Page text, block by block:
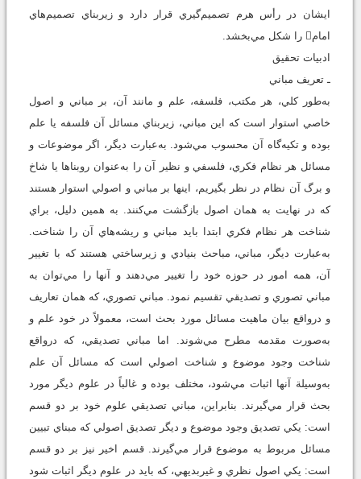
ايشان در رأس هرم تصميم‌گيري قرار دارد و زيربناي تصميم‌هاي
امام را شكل مي‌بخشد.
ادبيات تحقيق
ـ تعريف مباني
به‌طور كلي، هر مكتب، فلسفه، علم و مانند آن، بر مباني و اصول
خاصي استوار است كه اين مباني، زيربناي مسائل آن فلسفه يا علم
بوده و تكيه‌گاه آن محسوب مي‌شود. به‌عبارت ديگر، اگر موضوعات و
مسائل هر نظام فكري، فلسفي و نظير آن را به‌عنوان روبناها يا شاخ
و برگ آن نظام در نظر بگيريم، اينها بر مباني و اصولي استوار هستند
كه در نهايت به همان اصول بازگشت مي‌كنند. به همين دليل، براي
شناخت هر نظام فكري ابتدا بايد مباني و ريشه‌هاي آن را شناخت.
به‌عبارت ديگر، مباني، مباحث بنيادي و زيرساختي هستند كه با تغيير
آن، همه امور در حوزه خود را تغيير مي‌دهند و آنها را مي‌توان به
مباني تصوري و تصديقي تقسيم نمود. مباني تصوري، كه همان تعاريف
و درواقع بيان ماهيت مسائل مورد بحث است، معمولاً در خود علم و
به‌صورت مقدمه مطرح مي‌شوند. اما مباني تصديقي، كه درواقع
شناخت وجود موضوع و شناخت اصولي است كه مسائل آن علم
به‌وسيلة آنها اثبات مي‌شود، مختلف بوده و غالباً در علوم ديگر مورد
بحث قرار مي‌گيرند. بنابراين، مباني تصديقي علوم خود بر دو قسم
است: يكي تصديق وجود موضوع و ديگر تصديق اصولي كه مبناي تبيين
مسائل مربوط به موضوع قرار مي‌گيرند. قسم اخير نيز بر دو قسم
است: يكي اصول نظري و غيربديهي، كه بايد در علوم ديگر اثبات شود